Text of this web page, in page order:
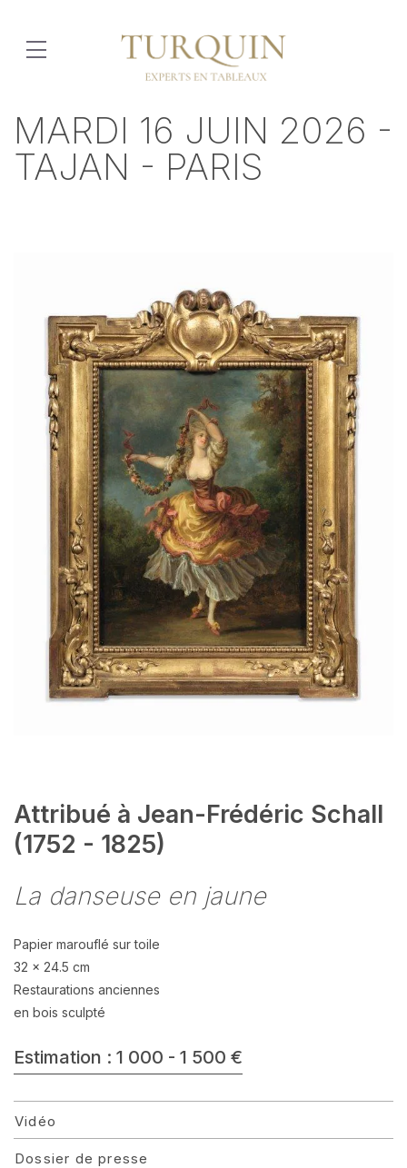
MARDI 16 JUIN 2026 -
TAJAN - PARIS
Attribué à Jean-Frédéric Schall
(1752 - 1825)
La danseuse en jaune
Papier marouflé sur toile
32 x 24.5 cm
Restaurations anciennes
en bois sculpté
Estimation : 1 000 - 1 500 €
Vidéo
Dossier de presse